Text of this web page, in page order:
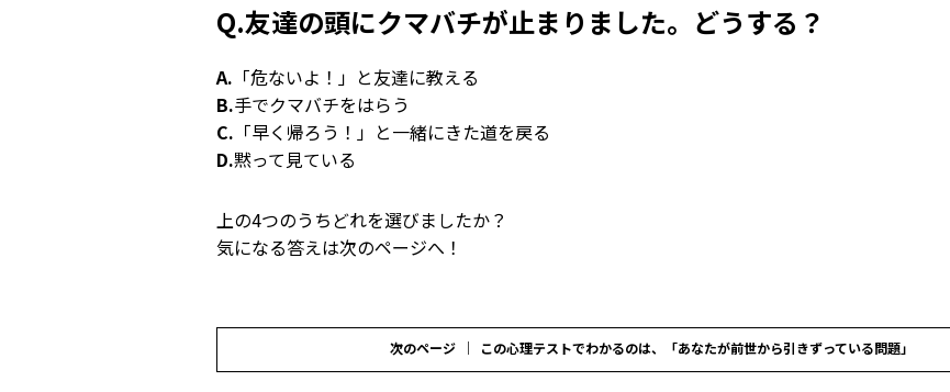
Q.友達の頭にクマバチが止まりました。どうする？
A. 「危ないよ！」と友達に教える
B.手でクマバチをはらう
C. 「早く帰ろう！」と一緒にきた道を戻る
D.黙って見ている
上の4つのうちどれを選びましたか？
気になる答えは次のページへ！
次のページ この心理テストでわかるのは、「あなたが前世から引きずっている問題」